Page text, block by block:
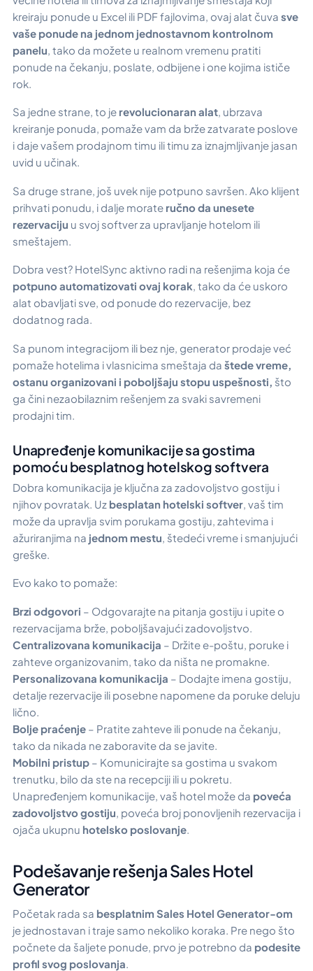
kreiraju ponude u Excel ili PDF fajlovima, ovaj alat čuva sve
vaše ponude na jednom jednostavnom kontrolnom
panelu, tako da možete u realnom vremenu pratiti
ponude na čekanju, poslate, odbijene i one kojima ističe
rok.
Sa jedne strane, to je revolucionaran alat, ubrzava
kreiranje ponuda, pomaže vam da brže zatvarate poslove
i daje vašem prodajnom timu ili timu za iznajmljivanje jasan
uvid u učinak.
Sa druge strane, još uvek nije potpuno savršen. Ako klijent
prihvati ponudu, i dalje morate ručno da unesete
rezervaciju u svoj softver za upravljanje hotelom ili
smeštajem.
Dobra vest? HotelSync aktivno radi na rešenjima koja će
potpuno automatizovati ovaj korak, tako da će uskoro
alat obavljati sve, od ponude do rezervacije, bez
dodatnog rada.
Sa punom integracijom ili bez nje, generator prodaje već
pomaže hotelima i vlasnicima smeštaja da štede vreme,
ostanu organizovani i poboljšaju stopu uspešnosti, što
ga čini nezaobilaznim rešenjem za svaki savremeni
prodajni tim.
Unapređenje komunikacije sa gostima
pomoću besplatnog hotelskog softvera
Dobra komunikacija je ključna za zadovoljstvo gostiju i
njihov povratak. Uz besplatan hotelski softver , vaš tim
može da upravlja svim porukama gostiju, zahtevima i
ažuriranjima na jednom mestu , štedeći vreme i smanjujući
greške.
Evo kako to pomaže:
Brzi odgovori – Odgovarajte na pitanja gostiju i upite o
rezervacijama brže, poboljšavajući zadovoljstvo.
Centralizovana komunikacija – Držite e-poštu, poruke i
zahteve organizovanim, tako da ništa ne promakne.
Personalizovana komunikacija – Dodajte imena gostiju,
detalje rezervacije ili posebne napomene da poruke deluju
lično.
Bolje praćenje – Pratite zahteve ili ponude na čekanju,
tako da nikada ne zaboravite da se javite.
Mobilni pristup – Komunicirajte sa gostima u svakom
trenutku, bilo da ste na recepciji ili u pokretu.
Unapređenjem komunikacije, vaš hotel može da poveća
zadovoljstvo gostiju , poveća broj ponovljenih rezervacija i
ojača ukupnu hotelsko poslovanje
Podešavanje rešenja Sales Hotel
Generator
Početak rada sa besplatnim Sales Hotel Generator-om
je jednostavan i traje samo nekoliko koraka. Pre nego što
počnete da šaljete ponude, prvo je potrebno da podesite
profil svog poslovanja